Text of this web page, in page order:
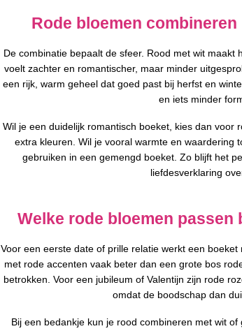
Rode bloemen
De combinatie bepaalt de sfeer. Rood met wit maakt
voelt zachter en romantischer, maar minder
een rijk, warm geheel dat goed past bij herfst en
en iets minder
Wil je een duidelijk romantisch boeket, kies dan voor
extra kleuren. Wil je vooral warmte en waardering
gebruiken in een gemengd boeket. Zo blijft het
liefdesverklaring
Welke rode bloemen passen
Voor een eerste date of prille relatie werkt een
met rode accenten vaak beter dan een grote bos
betrokken. Voor een jubileum of Valentijn zijn rode
omdat de boodschap dan
Bij een bedankje kun je rood combineren met wit